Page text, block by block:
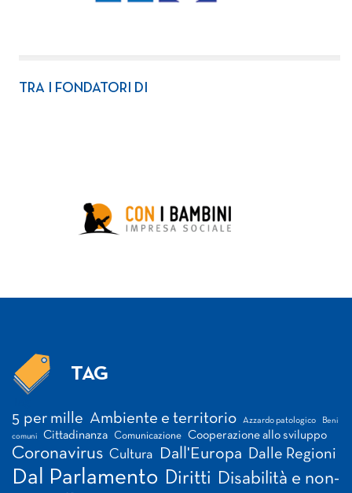
TRA I FONDATORI DI
TAG
5 per mille Ambiente e territorio Azzardo patologico Beni
comuni Cittadinanza Comunicazione Cooperazione allo sviluppo
Coronavirus Cultura Dall'Europa Dalle Regioni
Dal Parlamento Diritti Disabilità e non-